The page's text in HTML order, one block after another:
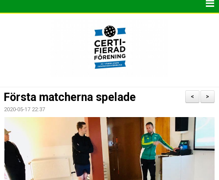
KALENDER
MATCHER
BILDGALLERI
DOKUMENT
>
<
Första matcherna spelade
2020-05-17 22:37